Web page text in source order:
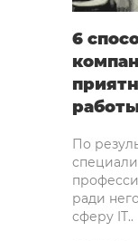
6
По
ради
сферу IT..